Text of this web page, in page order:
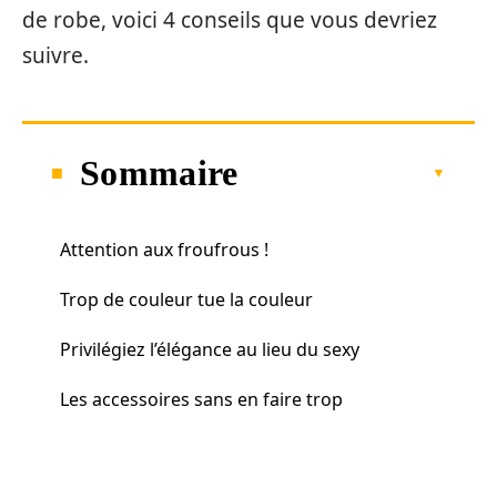
de robe, voici 4 conseils que vous devriez
suivre.
Sommaire
Attention aux froufrous !
Trop de couleur tue la couleur
Privilégiez l’élégance au lieu du sexy
Les accessoires sans en faire trop